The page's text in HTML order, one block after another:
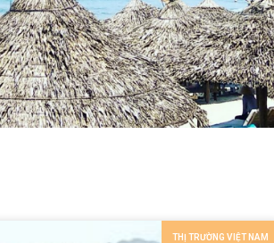
THỊ TRƯỜNG VIỆT NAM